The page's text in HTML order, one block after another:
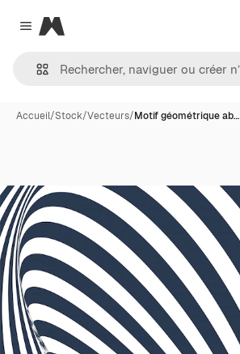
Close menu
Magnific
Accueil/Stock/Vecteurs/Motif géométrique ab…